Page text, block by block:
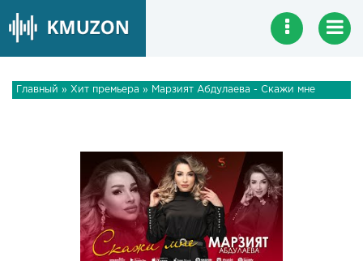
Главный » Хит премьера » Марзият Абдулаева - Скажи мне